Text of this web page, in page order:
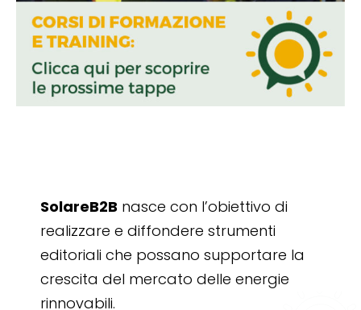
SolareB2B nasce con l’obiettivo di
realizzare e diffondere strumenti
editoriali che possano supportare la
crescita del mercato delle energie
rinnovabili.